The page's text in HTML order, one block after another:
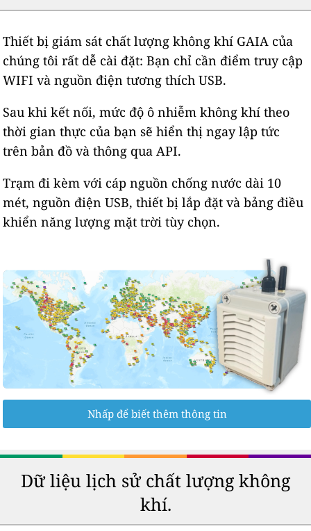
Thiết bị giám sát chất lượng không khí GAIA của
chúng tôi rất dễ cài đặt: Bạn chỉ cần điểm truy cập
WIFI và nguồn điện tương thích USB.
Sau khi kết nối, mức độ ô nhiễm không khí theo
thời gian thực của bạn sẽ hiển thị ngay lập tức
trên bản đồ và thông qua API.
Trạm đi kèm với cáp nguồn chống nước dài 10
mét, nguồn điện USB, thiết bị lắp đặt và bảng điều
khiển năng lượng mặt trời tùy chọn.
Nhấp để biết thêm thông tin
Dữ liệu lịch sử chất lượng không
khí.